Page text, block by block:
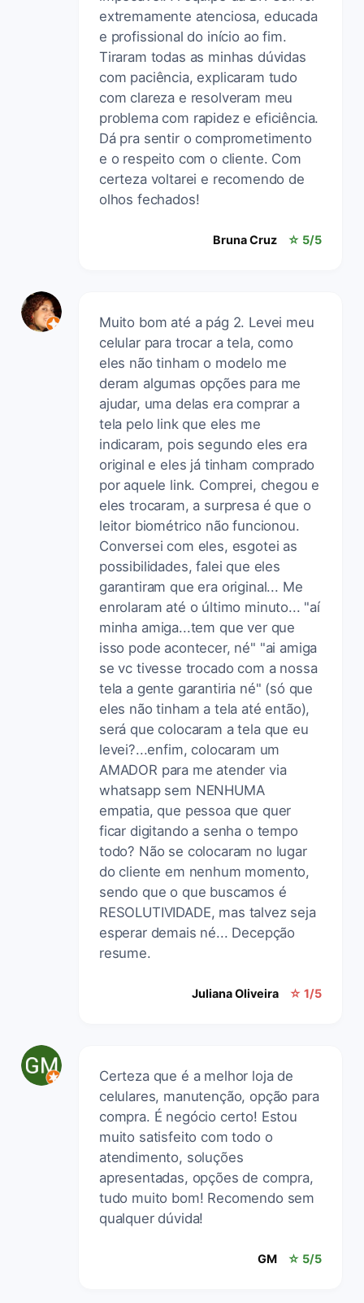
extremamente atenciosa, educada
e profissional do início ao fim.
Tiraram todas as minhas dúvidas
com paciência, explicaram tudo
com clareza e resolveram meu
problema com rapidez e eficiência.
Dá pra sentir o comprometimento
e o respeito com o cliente. Com
certeza voltarei e recomendo de
olhos fechados!
Bruna Cruz ☆ 5/5
Muito bom até a pág 2. Levei meu
celular para trocar a tela, como
eles não tinham o modelo me
deram algumas opções para me
ajudar, uma delas era comprar a
tela pelo link que eles me
indicaram, pois segundo eles era
original e eles já tinham comprado
por aquele link. Comprei, chegou e
eles trocaram, a surpresa é que o
leitor biométrico não funcionou.
Conversei com eles, esgotei as
possibilidades, falei que eles
garantiram que era original... Me
enrolaram até o último minuto... "aí
minha amiga...tem que ver que
isso pode acontecer, né" "ai amiga
se vc tivesse trocado com a nossa
tela a gente garantiria né" (só que
eles não tinham a tela até então),
será que colocaram a tela que eu
levei?...enfim, colocaram um
AMADOR para me atender via
whatsapp sem NENHUMA
empatia, que pessoa que quer
ficar digitando a senha o tempo
todo? Não se colocaram no lugar
do cliente em nenhum momento,
sendo que o que buscamos é
RESOLUTIVIDADE, mas talvez seja
esperar demais né... Decepção
resume.
Juliana Oliveira ☆ 1/5
Certeza que é a melhor loja de
celulares, manutenção, opção para
compra. É negócio certo! Estou
muito satisfeito com todo o
atendimento, soluções
apresentadas, opções de compra,
tudo muito bom! Recomendo sem
qualquer dúvida!
GM ☆ 5/5